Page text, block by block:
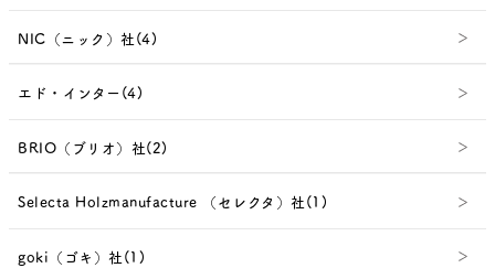
NIC（ニック）社(4)
エド・インター(4)
BRIO（ブリオ）社(2)
Selecta Holzmanufacture （セレクタ）社(1)
goki（ゴキ）社(1)